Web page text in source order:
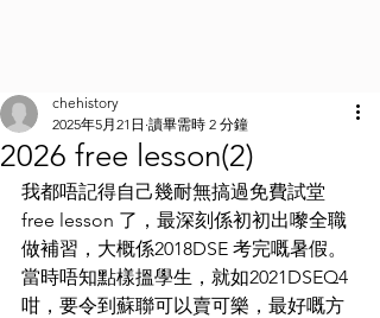
2026 free lesson(2)
chehistory
2025年5月21日 讀畢需時 2 分鐘
我都唔記得自己幾耐無搞過免費試堂
free lesson 了，最深刻係初初出嚟全職
做補習，大概係2018DSE 考完嘅暑假。
當時唔知點樣搵學生，就如2021DSEQ4
咁，要令到蘇聯可以賣可樂，最好嘅方